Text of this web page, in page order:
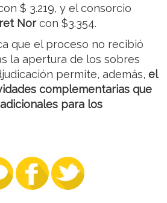
$ 3.219, y el consorcio
Norcon $3.354.
que el proceso no recibió
la apertura de los sobres
permite, además, el
complementarias que
para los